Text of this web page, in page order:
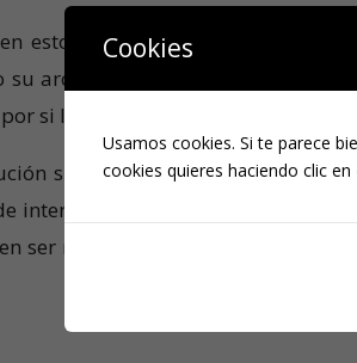
estos argumentos, el Juez ha
su archivo. No obstante, se ha
si los hechos pudieran ser objeto
subraya la importancia de la
intervención mínima del derecho
ser reprochables
Cookies
Usamos cookies. Si te parece
cookies quieres haciendo clic en